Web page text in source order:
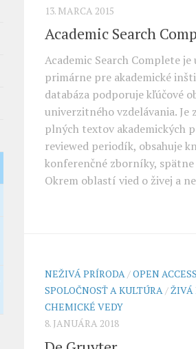
13. MARCA 2015
Academic Search
Academic Search Complete je
primárne pre akademické
databáza podporuje kľúčové
univerzitného vzdelávania. Je
plných textov akademických
reviewed periodík, obsahuje
konferenčné zborníky, spätne
Okrem oblastí vied o živej a
NEŽIVÁ PRÍRODA/OPEN ACCESS
SPOLOČNOSŤ A KULTÚRA/ŽIVÁ
CHEMICKÉ VEDY
8. JANUÁRA 2018